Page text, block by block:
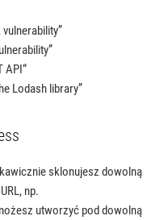
API“
Lodash library”
sklonujesz dowolną
np.
utworzyć pod dowolną